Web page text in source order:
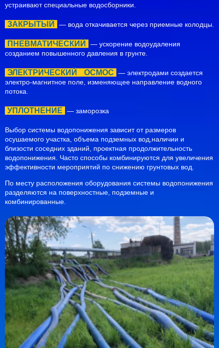
устраивают специальные водосборники.
ЗАКРЫТЫЙ — вода откачивается через приемные колодцы.
ПНЕВМАТИЧЕСКИЙ
— ускорение водоудаления
созданием повышенного давления в грунте.
ЭЛЕКТРИЧЕСКИЙ ОСМОС
— электродами создается
электро-магнитное поле, изменяющее направление водного
потока.
УПЛОТНЕНИЕ — заморозка
Выбор системы водопонижения зависит от размеров
осушаемого участка, объема подземных вод,наличии и
близости соседних зданий, проектная продолжительность
водопонижения. Часто способы комбинируются для увеличения
эффективности мероприятий по снижению грунтовых вод.
По месту расположения оборудования системы водопонижения
разделяются на поверхностные, подземные и
комбинированные.